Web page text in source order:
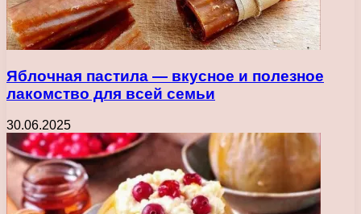
Яблочная пастила — вкусное и полезное
лакомство для всей семьи
30.06.2025